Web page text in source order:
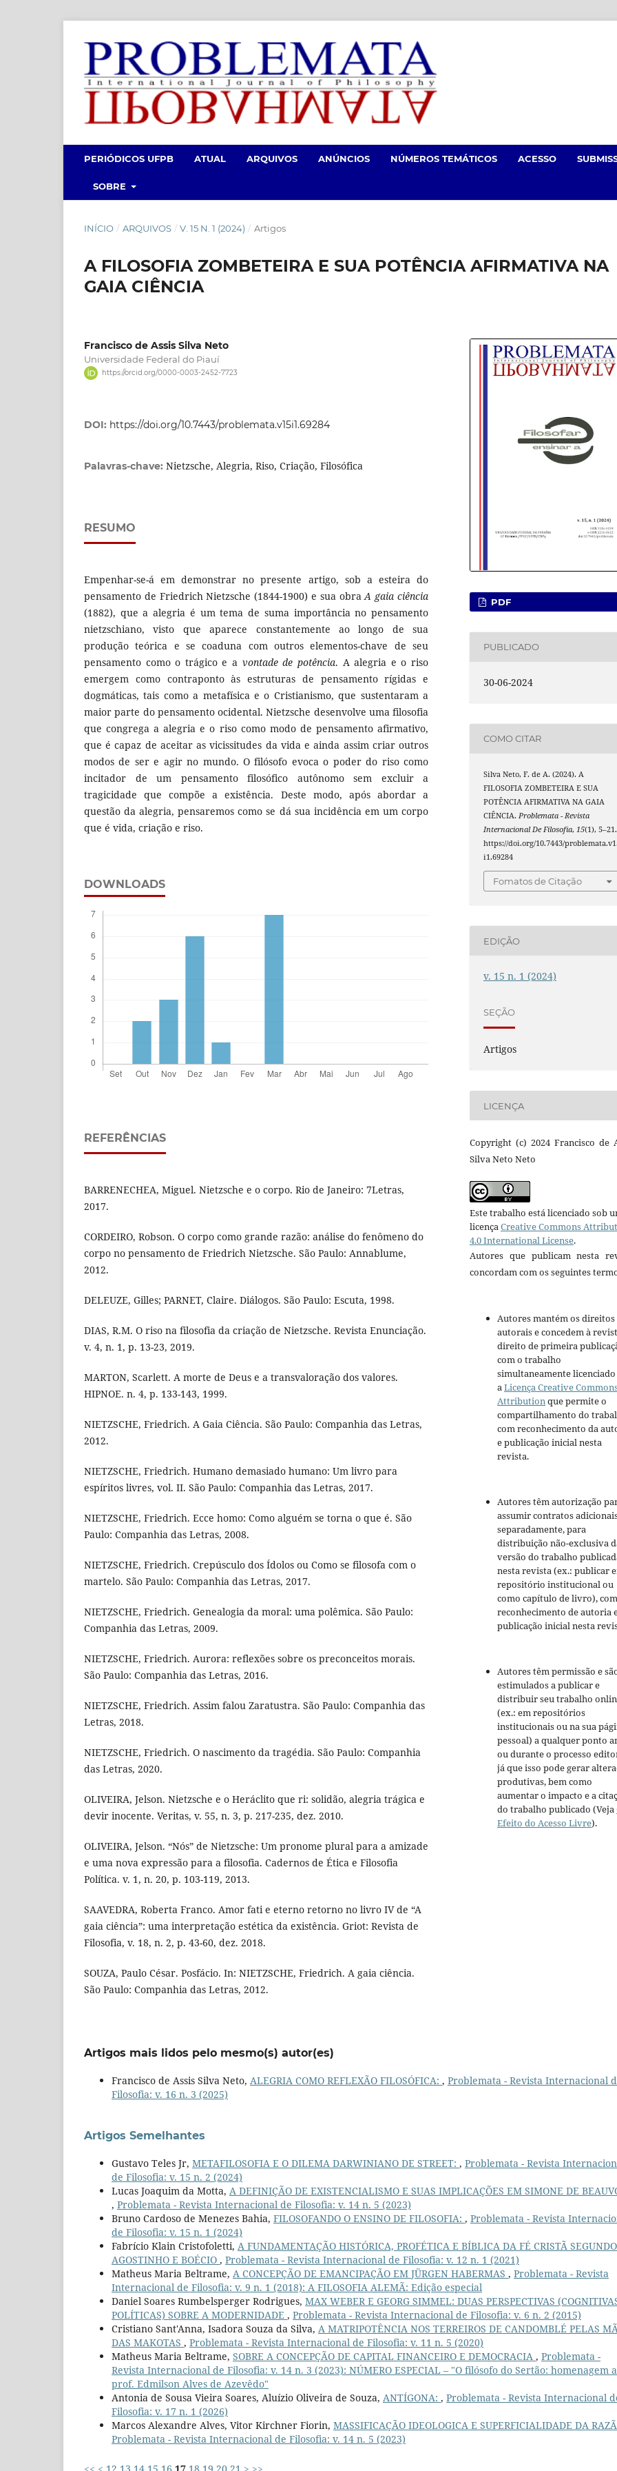
PERIÓDICOS UFPB ATUAL ARQUIVOS ANÚNCIOS NÚMEROS TEMÁTICOS ACESSO
SOBRE
INÍCIO / ARQUIVOS / V. 15 N. 1 (2024) / Artigos
A FILOSOFIA ZOMBETEIRA E SUA POTÊNCIA AFIRMATIVA NA
GAIA CIÊNCIA
Francisco de Assis Silva Neto
Universidade Federal do Piauí
https://orcid.org/0000-0003-2452-7723
DOI: https://doi.org/10.7443/problemata.v15i1.69284
Palavras-chave: Nietzsche, Alegria, Riso, Criação, Filosófica
RESUMO
Empenhar-se-á em demonstrar no presente artigo, sob a esteira do
pensamento de Friedrich Nietzsche (1844-1900) e sua obraA gaia ciência
(1882), que a alegria é um tema de suma importância no pensamento
nietzschiano, visto que aparece constantemente ao longo de sua
produção teórica e se coaduna com outros elementos-chave de seu
pensamento como o trágico e a vontade de potência. A alegria e o riso
emergem como contraponto às estruturas de pensamento rígidas e
dogmáticas, tais como a metafísica e o Cristianismo, que sustentaram a
maior parte do pensamento ocidental. Nietzsche desenvolve uma filosofia
que congrega a alegria e o riso como modo de pensamento afirmativo,
que é capaz de aceitar as vicissitudes da vida e ainda assim criar outros
modos de ser e agir no mundo. O filósofo evoca o poder do riso como
incitador de um pensamento filosófico autônomo sem excluir a
tragicidade que compõe a existência. Deste modo, após abordar a
questão da alegria, pensaremos como se dá sua incidência em um corpo
que é vida, criação e riso.
DOWNLOADS
REFERÊNCIAS
BARRENECHEA, Miguel. Nietzsche e o corpo. Rio de Janeiro: 7Letras,
2017.
CORDEIRO, Robson. O corpo como grande razão: análise do fenômeno do
corpo no pensamento de Friedrich Nietzsche. São Paulo: Annablume,
2012.
DELEUZE, Gilles; PARNET, Claire. Diálogos. São Paulo: Escuta, 1998.
DIAS, R.M. O riso na filosofia da criação de Nietzsche. Revista Enunciação.
v. 4, n. 1, p. 13-23, 2019.
MARTON, Scarlett. A morte de Deus e a transvaloração dos valores.
HIPNOE. n. 4, p. 133-143, 1999.
NIETZSCHE, Friedrich. A Gaia Ciência. São Paulo: Companhia das Letras,
2012.
NIETZSCHE, Friedrich. Humano demasiado humano: Um livro para
espíritos livres, vol. II. São Paulo: Companhia das Letras, 2017.
NIETZSCHE, Friedrich. Ecce homo: Como alguém se torna o que é. São
Paulo: Companhia das Letras, 2008.
NIETZSCHE, Friedrich. Crepúsculo dos Ídolos ou Como se filosofa com o
martelo. São Paulo: Companhia das Letras, 2017.
NIETZSCHE, Friedrich. Genealogia da moral: uma polêmica. São Paulo:
Companhia das Letras, 2009.
NIETZSCHE, Friedrich. Aurora: reflexões sobre os preconceitos morais.
São Paulo: Companhia das Letras, 2016.
NIETZSCHE, Friedrich. Assim falou Zaratustra. São Paulo: Companhia das
Letras, 2018.
NIETZSCHE, Friedrich. O nascimento da tragédia. São Paulo: Companhia
das Letras, 2020.
OLIVEIRA, Jelson. Nietzsche e o Heráclito que ri: solidão, alegria trágica e
devir inocente. Veritas, v. 55, n. 3, p. 217-235, dez. 2010.
OLIVEIRA, Jelson. “Nós” de Nietzsche: Um pronome plural para a amizade
e uma nova expressão para a filosofia. Cadernos de Ética e Filosofia
Política. v. 1, n. 20, p. 103-119, 2013.
SAAVEDRA, Roberta Franco. Amor fati e eterno retorno no livro IV de “A
gaia ciência”: uma interpretação estética da existência. Griot: Revista de
Filosofia, v. 18, n. 2, p. 43-60, dez. 2018.
SOUZA, Paulo César. Posfácio. In: NIETZSCHE, Friedrich. A gaia ciência.
São Paulo: Companhia das Letras, 2012.
PDF
PUBLICADO
30-06-2024
COMO CITAR
Silva Neto, F. de A. (2024). A
FILOSOFIA ZOMBETEIRA E SUA
POTÊNCIA AFIRMATIVA NA GAIA
CIÊNCIA.Problemata - Revista
Internacional De Filosofia,15(1), 5–21.
https://doi.org/10.7443/
i1.69284
Fomatos de Citação
EDIÇÃO
v. 15 n. 1 (2024)
SEÇÃO
Artigos
LICENÇA
Copyright (c) 2024 Francisco de
Silva Neto Neto
Este trabalho está licenciado sob
licençaCreative Commons
4.0 International License.
Autores que publicam nesta
concordam com os seguintes
Autores mantém os direitos
autorais e concedem à
direito de primeira
com o trabalho
simultaneamente
a Licença Creative
Attribution que permite o
compartilhamento do
com reconhecimento da
e publicação inicial nesta
revista.
Autores têm autorização
assumir contratos
separadamente, para
distribuição não-exclusiva
versão do trabalho
nesta revista (ex.: publicar
repositório institucional ou
como capítulo de livro), com
reconhecimento de autoria
publicação inicial nesta
Autores têm permissão e
estimulados a publicar e
distribuir seu trabalho
(ex.: em repositórios
institucionais ou na sua
pessoal) a qualquer ponto
ou durante o processo
já que isso pode gerar
produtivas, bem como
aumentar o impacto e a
do trabalho publicado (Veja
Efeito do Acesso Livre).
Artigos mais lidos pelo mesmo(s) autor(es)
Francisco de Assis Silva Neto, ALEGRIA COMO REFLEXÃO FILOSÓFICA: , Problemata - Revista Internacional
Filosofia: v. 16 n. 3 (2025)
Artigos Semelhantes
Gustavo Teles Jr, METAFILOSOFIA E O DILEMA DARWINIANO DE STREET: , Problemata - Revista
de Filosofia: v. 15 n. 2 (2024)
Lucas Joaquim da Motta, A DEFINIÇÃO DE EXISTENCIALISMO E SUAS IMPLICAÇÕES EM SIMONE DE
, Problemata - Revista Internacional de Filosofia: v. 14 n. 5 (2023)
Bruno Cardoso de Menezes Bahia, FILOSOFANDO O ENSINO DE FILOSOFIA: , Problemata - Revista
de Filosofia: v. 15 n. 1 (2024)
Fabrício Klain Cristofoletti, A FUNDAMENTAÇÃO HISTÓRICA, PROFÉTICA E BÍBLICA DA FÉ CRISTÃ SEGUNDO
AGOSTINHO E BOÉCIO , Problemata - Revista Internacional de Filosofia: v. 12 n. 1 (2021)
Matheus Maria Beltrame, A CONCEPÇÃO DE EMANCIPAÇÃO EM JÜRGEN HABERMAS , Problemata - Revista
Internacional de Filosofia: v. 9 n. 1 (2018): A FILOSOFIA ALEMÃ: Edição especial
Daniel Soares Rumbelsperger Rodrigues, MAX WEBER E GEORG SIMMEL: DUAS PERSPECTIVAS
POLÍTICAS) SOBRE A MODERNIDADE , Problemata - Revista Internacional de Filosofia: v. 6 n. 2 (2015)
Cristiano Sant'Anna, Isadora Souza da Silva, A MATRIPOTÊNCIA NOS TERREIROS DE CANDOMBLÉ PELAS
DAS MAKOTAS , Problemata - Revista Internacional de Filosofia: v. 11 n. 5 (2020)
Matheus Maria Beltrame, SOBRE A CONCEPÇÃO DE CAPITAL FINANCEIRO E DEMOCRACIA , Problemata -
Revista Internacional de Filosofia: v. 14 n. 3 (2023): NÚMERO ESPECIAL – "O filósofo do Sertão: homenagem
prof. Edmilson Alves de Azevêdo"
Antonia de Sousa Vieira Soares, Aluízio Oliveira de Souza, ANTÍGONA: , Problemata - Revista Internacional
Filosofia: v. 17 n. 1 (2026)
Marcos Alexandre Alves, Vitor Kirchner Fiorin, MASSIFICAÇÃO IDEOLOGICA E SUPERFICIALIDADE DA
Problemata - Revista Internacional de Filosofia: v. 14 n. 5 (2023)
<< < 12 13 14 15 16 17 18 19 20 21 > >>